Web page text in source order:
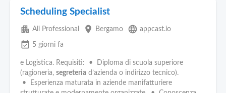
Scheduling Specialist
apartment Ali Professional place Bergamo language appcast.io
event_available 5 giorni fa
e Logistica. Requisiti: • Diploma di scuola superiore
(ragioneria, segreteria d’azienda o indirizzo tecnico).
• Esperienza maturata in aziende manifatturiere